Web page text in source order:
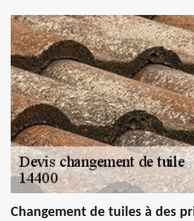
Changement de tuiles à des